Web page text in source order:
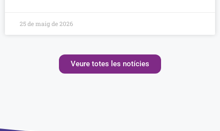
25 de maig de 2026
Veure totes les notícies